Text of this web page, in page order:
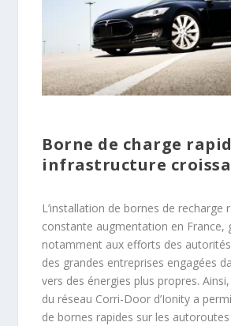
Borne de charge
infrastructure
L’installation de bornes de recharge
constante augmentation en France,
notamment aux efforts des
des grandes entreprises engagées
vers des énergies plus propres.
du réseau Corri-Door d’Ionity a
de bornes rapides sur les